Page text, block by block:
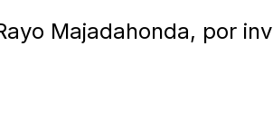
Majadahonda, por